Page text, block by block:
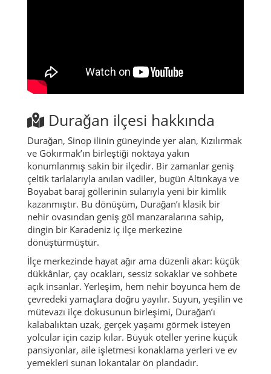
Durağan ilçesi hakkında
Durağan, Sinop ilinin güneyinde yer alan, Kızılırmak
ve Gökırmak’ın birleştiği noktaya yakın
konumlanmış sakin bir ilçedir. Bir zamanlar geniş
çeltik tarlalarıyla anılan vadiler, bugün Altınkaya ve
Boyabat baraj göllerinin sularıyla yeni bir kimlik
kazanmıştır. Bu dönüşüm, Durağan’ı klasik bir
nehir ovasından geniş göl manzaralarına sahip,
dingin bir Karadeniz iç ilçe merkezine
dönüştürmüştür.
İlçe merkezinde hayat ağır ama düzenli akar: küçük
dükkânlar, çay ocakları, sessiz sokaklar ve sohbete
açık insanlar. Yerleşim, hem nehir boyunca hem de
çevredeki yamaçlara doğru yayılır. Suyun, yeşilin ve
mütevazı ilçe dokusunun birleşimi, Durağan’ı
kalabalıktan uzak, gerçek yaşamı görmek isteyen
yolcular için cazip kılar. Büyük oteller yerine küçük
pansiyonlar, aile işletmesi konaklama yerleri ve ev
yemekleri sunan lokantalar ön plandadır.